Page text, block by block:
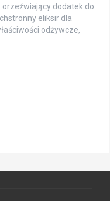
dodatek do
eliksir dla
odżywcze,